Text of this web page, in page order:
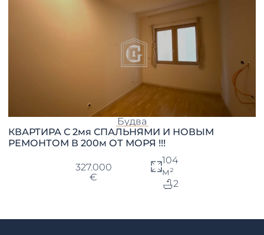
Будва
КВАРТИРА С 2мя СПАЛЬНЯМИ И НОВЫМ
РЕМОНТОМ В 200м ОТ МОРЯ !!!
327.000
€
104
м²
2